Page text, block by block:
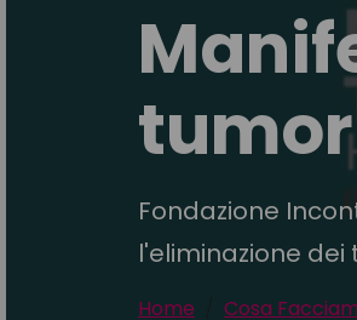
Fondazione
l'eliminazione dei
Home Cosa